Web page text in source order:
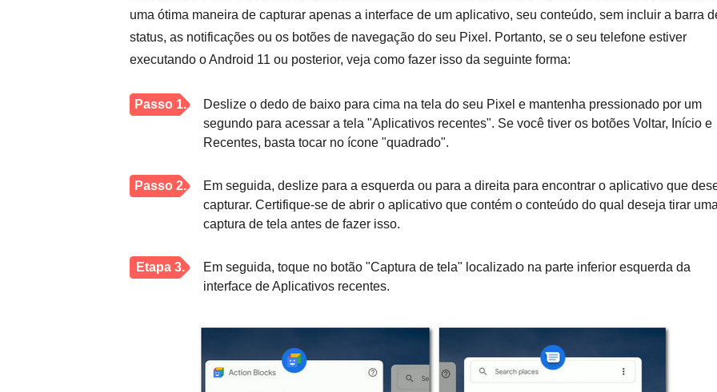
uma ótima maneira de capturar apenas a interface de um aplicativo, seu conteúdo, sem incluir a barra
status, as notificações ou os botões de navegação do seu Pixel. Portanto, se o seu telefone estiver
executando o Android 11 ou posterior, veja como fazer isso da seguinte forma:
Passo 1.
Deslize o dedo de baixo para cima na tela do seu Pixel e mantenha pressionado por um
segundo para acessar a tela "Aplicativos recentes". Se você tiver os botões Voltar, Início e
Recentes, basta tocar no ícone "quadrado".
Passo 2.
Em seguida, deslize para a esquerda ou para a direita para encontrar o aplicativo que
capturar. Certifique-se de abrir o aplicativo que contém o conteúdo do qual deseja tirar uma
captura de tela antes de fazer isso.
Etapa 3.
Em seguida, toque no botão "Captura de tela" localizado na parte inferior esquerda da
interface de Aplicativos recentes.